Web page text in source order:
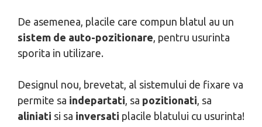
De asemenea, placile care compun blatul au un
sistem de auto-pozitionare, pentru usurinta
sporita in utilizare.
Designul nou, brevetat, al sistemului de fixare va
permite sa indepartati, sa pozitionati, sa
aliniati si sa inversati placile blatului cu usurinta!